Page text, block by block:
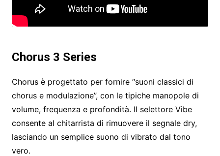
Chorus 3 Series
Chorus è progettato per fornire “suoni classici di
chorus e modulazione”, con le tipiche manopole di
volume, frequenza e profondità. Il selettore Vibe
consente al chitarrista di rimuovere il segnale dry,
lasciando un semplice suono di vibrato dal tono
vero.